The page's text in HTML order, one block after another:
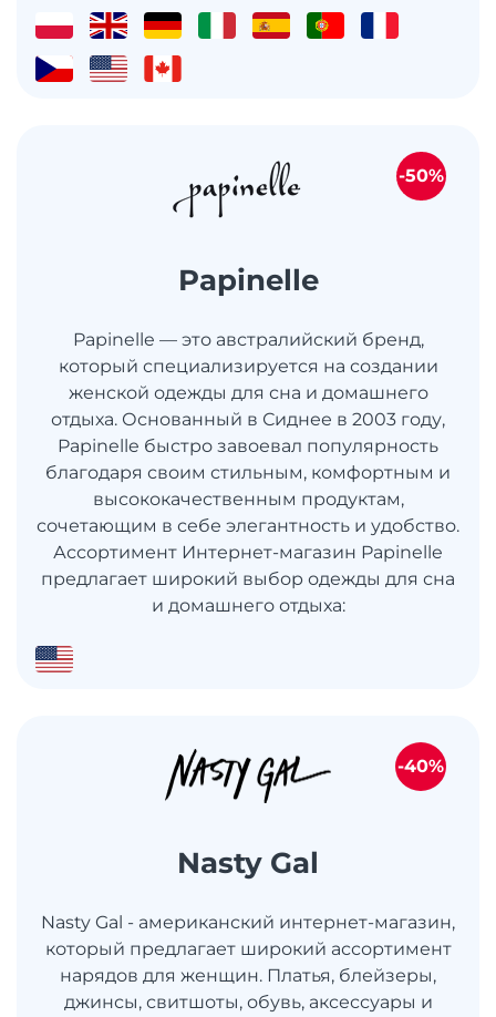
Papinelle
Papinelle — это австралийский бренд,
который специализируется на создании
женской одежды для сна и домашнего
отдыха. Основанный в Сиднее в 2003 году,
Papinelle быстро завоевал популярность
благодаря своим стильным, комфортным и
высококачественным продуктам,
сочетающим в себе элегантность и удобство.
Ассортимент Интернет-магазин Papinelle
предлагает широкий выбор одежды для сна
и домашнего отдыха:
-50%
Nasty Gal
Nasty Gal - американский интернет-магазин,
который предлагает широкий ассортимент
нарядов для женщин. Платья, блейзеры,
джинсы, свитшоты, обувь, аксессуары и
-40%